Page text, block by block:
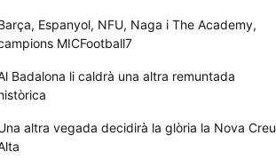
Espanyol, NFU, Naga i The Academy,
MICFootball7
Badalona li caldrà una altra remuntada
altra vegada decidirà la glòria la Nova Creu